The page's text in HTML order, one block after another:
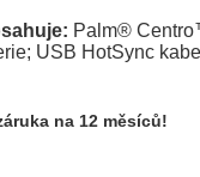
Palm®
USB HotSync
na 12 měsíců!